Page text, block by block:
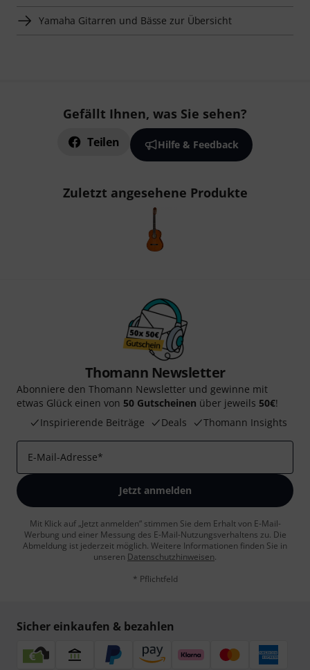
Yamaha Gitarren und Bässe zur Übersicht
Gefällt Ihnen, was Sie sehen?
Teilen Hilfe & Feedback
Zuletzt angesehene Produkte
Thomann Newsletter
Abonniere den Thomann Newsletter und gewinne mit
etwas Glück einen von 50 Gutscheinen über jeweils 50€!
Inspirierende Beiträge
Deals Thomann Insights
E-Mail-Adresse*
Jetzt anmelden
Mit Klick auf „Jetzt anmelden“ stimmen Sie dem Erhalt von E-Mail-
Werbung und einer Messung des E-Mail-Nutzungsverhaltens zu. Die
Abmeldung ist jederzeit möglich. Weitere Informationen finden Sie in
unseren Datenschutzhinweisen.
* Pflichtfeld
Sicher einkaufen & bezahlen